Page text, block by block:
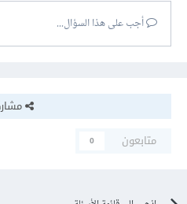
أجب على هذا السؤال...
متابعون
0